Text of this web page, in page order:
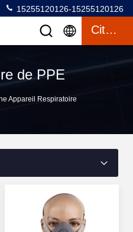
15255120126-15255120126
Citation
de PPE
Appareil Respiratoire